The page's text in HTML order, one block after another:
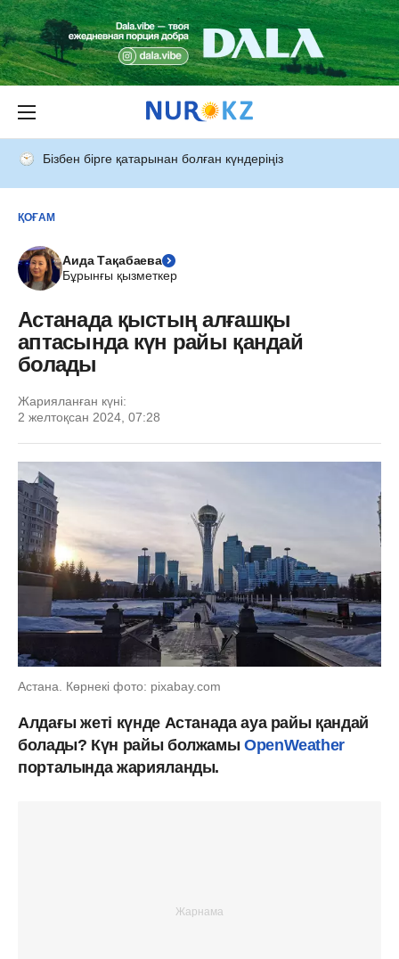
Бізбен бірге қатарынан болған күндеріңіз
ҚОҒАМ
Аида Тақабаева
Бұрынғы қызметкер
Астанада қыстың алғашқы
аптасында күн райы қандай
болады
Жарияланған күні:
2 желтоқсан 2024, 07:28
Астана. Көрнекі фото: pixabay.com
Алдағы жеті күнде Астанада ауа райы қандай
болады? Күн райы болжамы OpenWeather
порталында жарияланды.